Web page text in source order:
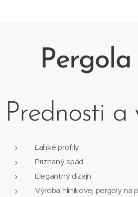
Pergola
Prednosti a
Ľahké profily
Priznaný spád
Elegantný dizajn
Výroba hliníkovej pergoly na